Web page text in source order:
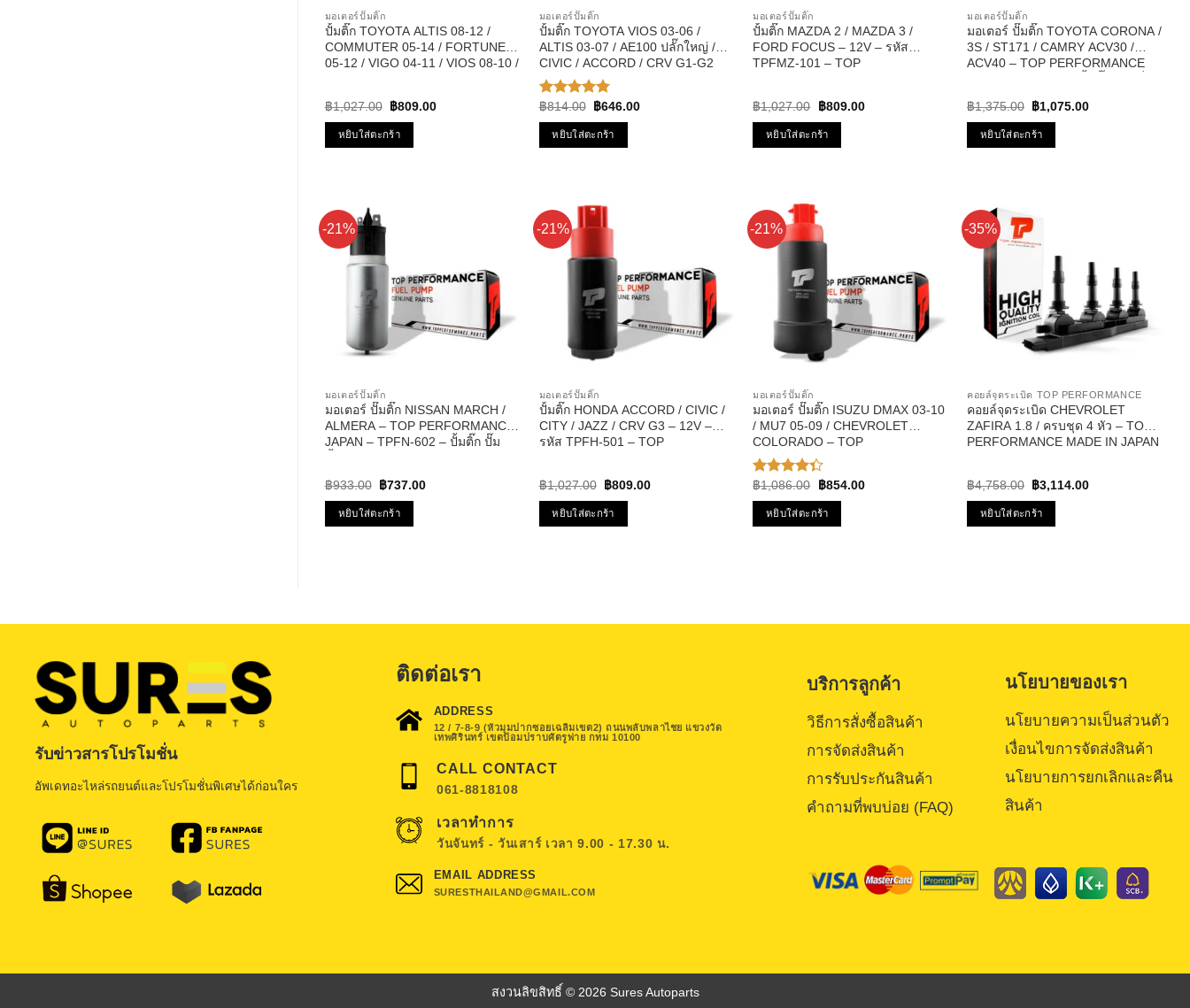
มอเตอร์ปั๊มติ๊ก
ปั้มติ๊ก TOYOTA ALTIS 08-12 /
COMMUTER 05-14 / FORTUNER
05-12 / VIGO 04-11 / VIOS 08-10 /
฿1,027.00 Original
was:
฿1,027.00.
฿809.00Current
หยิบใส่ตะกร้า
มอเตอร์ปั๊มติ๊ก
ปั้มติ๊ก TOYOTA VIOS 03-06 /
ALTIS 03-07 / AE100 ปลั๊กใหญ่ /
CIVIC / ACCORD / CRV G1-G2
รหัส TPFT-004 – TOP
PERFPRMANCE JAPAN
ให้คะแนน
5.00ตั้งแต่
1-5
คะแนน
฿814.00 Original
was:
฿814.00.
฿646.00Current
หยิบใส่ตะกร้า
มอเตอร์ปั๊มติ๊ก
ปั้มติ๊ก MAZDA 2 / MAZDA 3 /
FORD FOCUS – 12V – รหัส
TPFMZ-101 – TOP
฿1,027.00
Original
was:
฿1,027.00.
฿809.00Current
หยิบใส่ตะกร้า
มอเตอร์ปั๊มติ๊ก
มอเตอร์ ปั๊มติ๊ก TOYOTA CORONA /
3S / ST171 / CAMRY ACV30 /
ACV40 – TOP PERFORMANCE
฿1,375.00 Original
price
was:
฿1,375.00.
฿1,075.00Current
หยิบใส่ตะกร้า
-21%
มอเตอร์ปั๊มติ๊ก
มอเตอร์ ปั๊มติ๊ก NISSAN MARCH /
ALMERA – TOP PERFORMANCE
JAPAN – TPFN-602 – ปั้มติ๊ก ปั๊ม
฿933.00 Original
was:
฿933.00.
฿737.00Current
หยิบใส่ตะกร้า
-21%
มอเตอร์ปั๊มติ๊ก
ปั้มติ๊ก HONDA ACCORD / CIVIC /
CITY / JAZZ / CRV G3 – 12V –
รหัส TPFH-501 – TOP
฿1,027.00 Original
was:
฿1,027.00.
฿809.00Current
หยิบใส่ตะกร้า
-21%
มอเตอร์ปั๊มติ๊ก
มอเตอร์ ปั๊มติ๊ก ISUZU DMAX 03-10
/ MU7 05-09 / CHEVROLET
COLORADO – TOP
PERFORMANCE JAPAN – TPFI-
201 – ปั้มติ๊ก ดีแม็ก
ให้
คะแนน
4.33
ตั้งแต่ 1-5
฿1,086.00
Original
was:
฿1,086.00.
฿854.00Current
หยิบใส่ตะกร้า
-35%
คอยล์จุดระเบิด TOP PERFORMANCE
คอยล์จุดระเบิด CHEVROLET
ZAFIRA 1.8 / ครบชุด 4 หัว – TOP
PERFORMANCE MADE IN JAPAN
฿4,758.00 Original
price
was:
฿4,758.00.
฿3,114.00Current
หยิบใส่ตะกร้า
รับข่าวสารโปรโมชั่น
อัพเดทอะไหล่รถยนต์และโปรโมชั่นพิเศษได้ก่อนใคร
ติดต่อเรา
ADDRESS
12 / 7-8-9 (หัวมุมปากซอยเฉลิมเขต2) ถนนพลับพลาไชย แขวงวัด
เทพศิรินทร์ เขตป้อมปราบศัตรูพ่าย กทม 10100
CALL CONTACT
061-8818108
เวลาทำการ
วันจันทร์ - วันเสาร์ เวลา 9.00 - 17.30 น.
EMAIL ADDRESS
SURESTHAILAND@GMAIL.COM
บริการลูกค้า
วิธีการสั่งซื้อสินค้า
การจัดส่งสินค้า
การรับประกันสินค้า
คำถามที่พบบ่อย (FAQ)
นโยบายของเรา
นโยบายความเป็นส่วนตัว
เงื่อนไขการจัดส่งสินค้า
นโยบายการยกเลิกและคืน
สินค้า
สงวนลิขสิทธิ์ © 2026 Sures Autoparts